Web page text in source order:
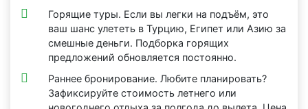
Горящие туры. Если вы легки на подъём, это
ваш шанс улететь в Турцию, Египет или Азию за
смешные деньги. Подборка горящих
предложений обновляется постоянно.
Раннее бронирование. Любите планировать?
Зафиксируйте стоимость летнего или